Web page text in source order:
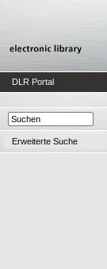
DLR Portal
Erweiterte Suche